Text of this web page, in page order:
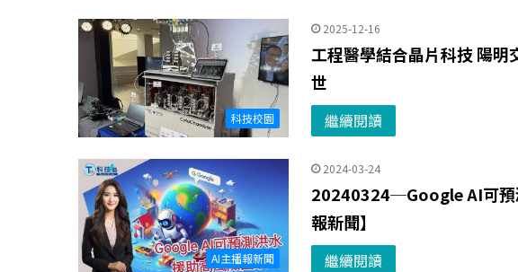
科技校園
2025-12-16
工程醫學結合晶片科技 陽
世
繼續閱讀
AI主播報新聞
2024-03-24
20240324─Google AI可
報新聞】
繼續閱讀